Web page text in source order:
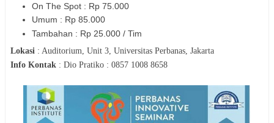
On The Spot : Rp 75.000
Umum : Rp 85.000
Tambahan : Rp 25.000 / Tim
Lokasi : Auditorium, Unit 3, Universitas Perbanas, Jakarta
Info Kontak : Dio Pratiko : 0857 1008 8658